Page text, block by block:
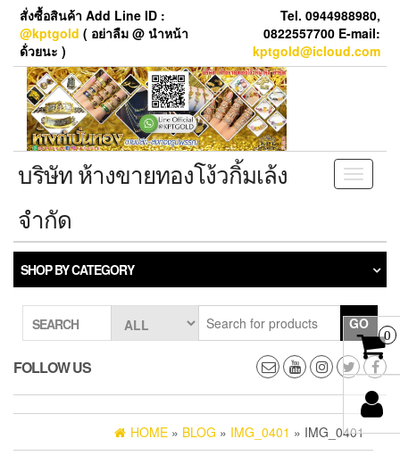
Skip
content
สั่งซื้อสินค้า Add Line ID :
@kptgold ( อย่าลืม @ นำหน้า
ด้่วยนะ )
Tel. 0944988980,
0822557700 E-mail:
kptgold@icloud.com
Toggle
บริษัท ห้างขายทองโง้วกิ้มเล้ง
จำกัด
SHOP BY CATEGORY
SEARCH GO
FOLLOW US
HOME » BLOG » IMG_0401 » IMG_0401
0